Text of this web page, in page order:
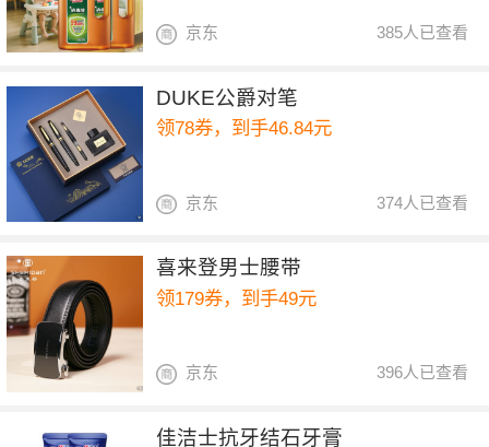
385人已查看
京东
DUKE公爵对笔
领78券，到手46.84元
374人已查看
京东
喜来登男士腰带
领179券，到手49元
396人已查看
京东
佳洁士抗牙结石牙膏